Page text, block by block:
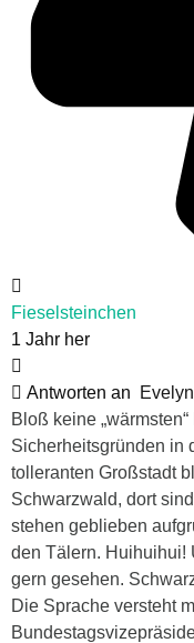
Fieselsteinchen
1 Jahr her
Antworten an
Bloß keine
Sicherheitsgründen in
tolleranten Großstadt
Schwarzwald, dort
stehen geblieben
den Tälern. Huihuihui!
gern gesehen.
Die Sprache versteht